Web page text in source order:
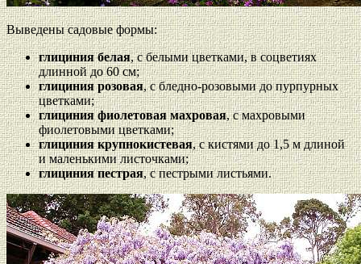
Выведены садовые формы:
глициния белая, с белыми цветками, в соцветиях
длинной до 60 см;
глициния розовая, с бледно-розовыми до пурпурных
цветками;
глициния фиолетовая махровая, с махровыми
фиолетовыми цветками;
глициния крупнокистевая, с кистями до 1,5 м длиной
и маленькими листочками;
глициния пестрая, с пестрыми листьями.